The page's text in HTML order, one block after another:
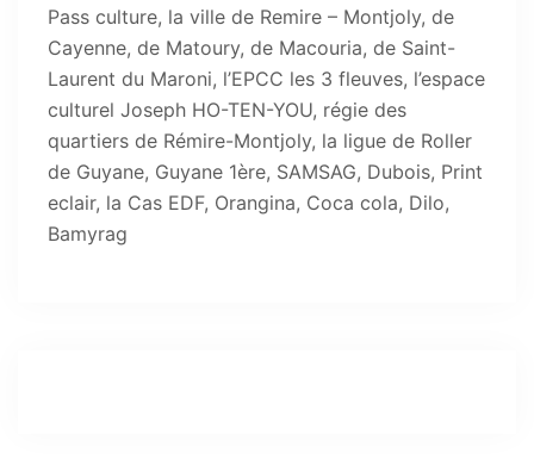
Pass culture, la ville de Remire – Montjoly, de
Cayenne, de Matoury, de Macouria, de Saint-
Laurent du Maroni, l’EPCC les 3 fleuves, l’espace
culturel Joseph HO-TEN-YOU, régie des
quartiers de Rémire-Montjoly, la ligue de Roller
de Guyane, Guyane 1ère, SAMSAG, Dubois, Print
eclair, la Cas EDF, Orangina, Coca cola, Dilo,
Bamyrag